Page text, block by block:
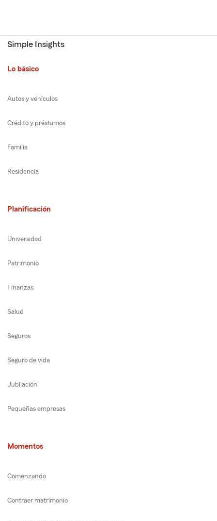
Simple Insights
Lo básico
Autos y vehículos
Crédito y préstamos
Familia
Residencia
Planificación
Universidad
Patrimonio
Finanzas
Salud
Seguros
Seguro de vida
Jubilación
Pequeñas empresas
Momentos
Comenzando
Contraer matrimonio